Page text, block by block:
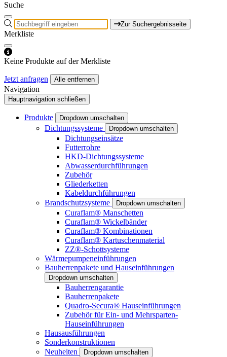
Suche
Zur Suchergebnisseite
Merkliste
Keine Produkte auf der Merkliste
Jetzt anfragen Alle entfernen
Navigation
Hauptnavigation schließen
Produkte Dropdown umschalten
Dichtungssysteme Dropdown umschalten
Dichtungseinsätze
Futterrohre
HKD-Dichtungssysteme
Abwasserdurchführungen
Zubehör
Gliederketten
Kabeldurchführungen
Brandschutzsysteme
Dropdown umschalten
Curaflam® Manschetten
Curaflam® Wickelbänder
Curaflam® Kombinationen
Curaflam® Kartuschenmaterial
ZZ®-Schottsysteme
Wärmepumpeneinführungen
Bauherrenpakete und Hauseinführungen
Dropdown umschalten
Bauherrengarantie
Bauherrenpakete
Quadro-Secura® Hauseinführungen
Zubehör für Ein- und Mehrsparten-
Hauseinführungen
Hausausführungen
Sonderkonstruktionen
Neuheiten
Dropdown umschalten